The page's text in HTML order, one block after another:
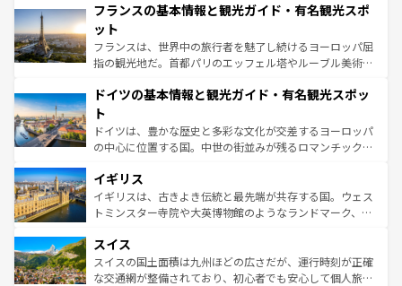
ませてくれるイタリアで、忘れられない旅をしてみよう！
なお、新着のイタリア情報は
しい。
文化が根付くこの国では、情熱的なフラメンコ、熱気あふ
れる闘牛、そして美味しいタパスが生活の一部となってい
る。首都マドリードの洗練された雰囲気や、バルセロナの
アートに溢れた街角から、地方では古代ローマ遺跡や中世
せる。地方によって風土や気候が異なるスペインはその個
ンテンツ一覧 を参照してほしい。
フランスの基本情報と観光ガイド・有名観光スポ
ット
フランスは、世界中の旅行者を魅了し続けるヨーロッパ屈
指の観光地だ。首都パリのエッフェル塔やルーブル美術館
で、幅広い魅力が詰まっている。華麗な宮殿、歴史的な大
聖堂、美しいビーチ、そして豊かな自然が、訪れる者を心
から魅了する。また、フランスは美食の国としても知ら
れ、フランス料理はユネスコ無形文化遺産にも登録されて
香り高いラベンダー畑など、多彩な楽しみ方が可能だ。さ
らに、パリ以外の地域にも魅力が溢れており、どの街角に
も豊かな歴史と文化が息づいている。パリ以外の個性あふ
を参照してほしい。
ドイツの基本情報と観光ガイド・有名観光スポッ
ト
ドイツは、豊かな歴史と多彩な文化が交差するヨーロッパ
の中心に位置する国。中世の街並みが残るロマンチック街
顔を持つこの国は、どこを歩いても飽きることがない。ベ
ルリンの文化的活気、バイエルン州のアルプスの絶景、そ
してライン川沿いのワイン畑といった風景は必見。ビール
は、お酒好きな人にはぜひ体験してほしい。 なお、新着の
ドイツ情報はコンテンツ一覧を参照してほしい。
イギリス
イギリスは、古きよき伝統と最先端が共存する国。ウェス
トミンスター寺院や大英博物館のようなランドマーク、歴
リアごとに異なる魅力がある。また、優雅なアフタヌーン
ティー、ビール好きにはたまらない英国パブ、サッカー観
戦など、本場だからこそできる体験も豊富。イギリスを旅
スイス
スイスの国土面積は九州ほどの広さだが、運行時刻が正確
な交通網が整備されており、初心者でも安心して個人旅行